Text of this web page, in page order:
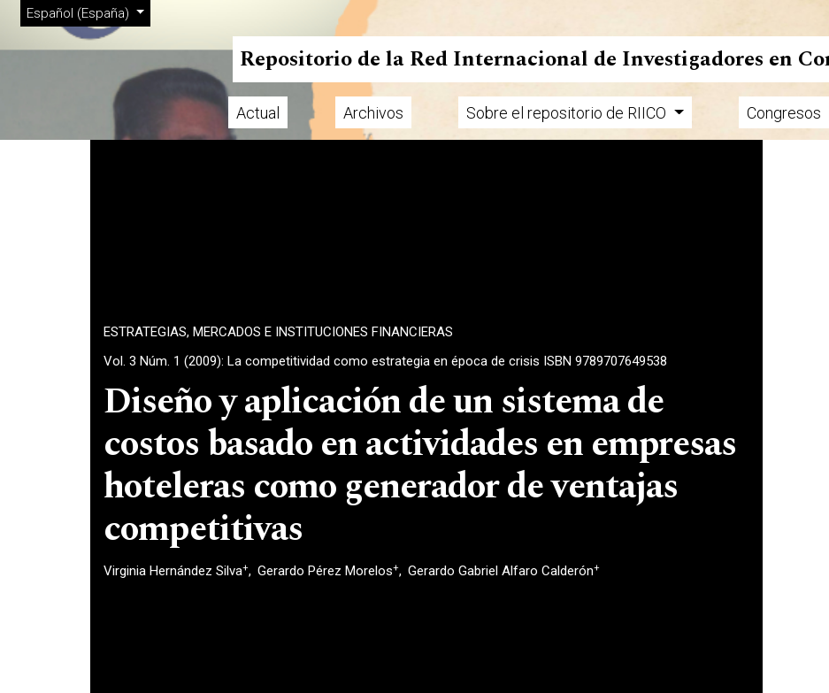
Ir al menú de navegación principal
Ir al contenido principal
Ir al pie de página del sitio
Cambiar el idioma. El actual es:
Español (España)
Menú de administración
Repositorio de la Red Internacional de Investigadores en
Menú principal Actual Archivos Sobre el repositorio de RIICO Congresos
ESTRATEGIAS, MERCADOS E INSTITUCIONES FINANCIERAS
Vol. 3 Núm. 1 (2009): La competitividad como estrategia en época de crisis ISBN 9789707649538
Diseño y aplicación de un sistema de
costos basado en actividades en empresas
hoteleras como generador de ventajas
competitivas
Virginia Hernández Silva+ Gerardo Pérez Morelos+ Gerardo Gabriel Alfaro Calderón+